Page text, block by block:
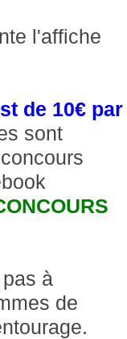
l'affiche
de 10€ par
sont
à
de